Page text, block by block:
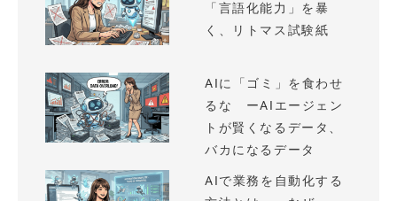
「言語化能力」を暴
く、リトマス試験紙
AIに「ゴミ」を食わせ
るな ーAIエージェン
トが賢くなるデータ、
バカになるデータ
AIで業務を自動化する